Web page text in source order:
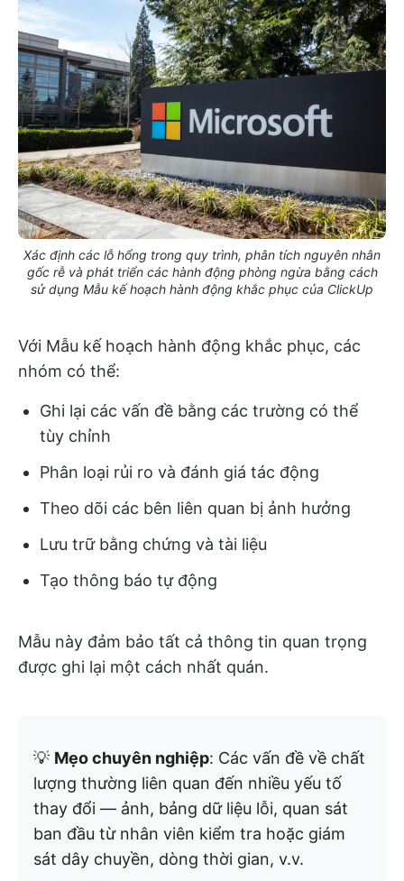
Xác định các lỗ hổng trong quy trình, phân tích nguyên nhân
gốc rễ và phát triển các hành động phòng ngừa bằng cách
sử dụng Mẫu kế hoạch hành động khắc phục của ClickUp
Với Mẫu kế hoạch hành động khắc phục, các
nhóm có thể:
Ghi lại các vấn đề bằng các trường có thể
tùy chỉnh
Phân loại rủi ro và đánh giá tác động
Theo dõi các bên liên quan bị ảnh hưởng
Lưu trữ bằng chứng và tài liệu
Tạo thông báo tự động
Mẫu này đảm bảo tất cả thông tin quan trọng
được ghi lại một cách nhất quán.
💡 Mẹo chuyên nghiệp: Các vấn đề về chất
lượng thường liên quan đến nhiều yếu tố
thay đổi — ảnh, bảng dữ liệu lỗi, quan sát
ban đầu từ nhân viên kiểm tra hoặc giám
sát dây chuyền, dòng thời gian, v.v.